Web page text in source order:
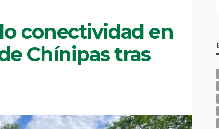
conectividad en
Chínipas tras